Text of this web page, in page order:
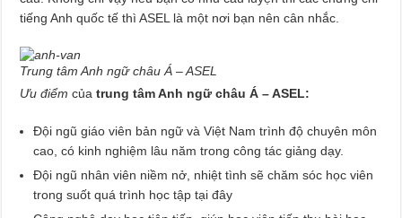
tiếng Anh quốc tế thì ASEL là một nơi bạn nên cân nhắc.
Trung tâm Anh ngữ châu Á – ASEL
Ưu điểm củatrung tâm Anh ngữ châu Á – ASEL:
Đội ngũ giáo viên bản ngữ và Việt Nam trình độ chuyên môn
cao, có kinh nghiệm lâu năm trong công tác giảng dạy.
Đội ngũ nhân viên niềm nở, nhiệt tình sẽ chăm sóc học viên
trong suốt quá trình học tập tại đây